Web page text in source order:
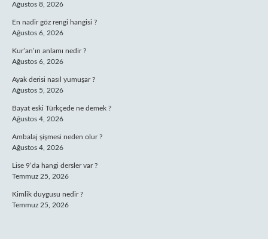
Ağustos 8, 2026
En nadir göz rengi hangisi ?
Ağustos 6, 2026
Kur’an’ın anlamı nedir ?
Ağustos 6, 2026
Ayak derisi nasıl yumuşar ?
Ağustos 5, 2026
Bayat eski Türkçede ne demek ?
Ağustos 4, 2026
Ambalaj şişmesi neden olur ?
Ağustos 4, 2026
Lise 9’da hangi dersler var ?
Temmuz 25, 2026
Kimlik duygusu nedir ?
Temmuz 25, 2026